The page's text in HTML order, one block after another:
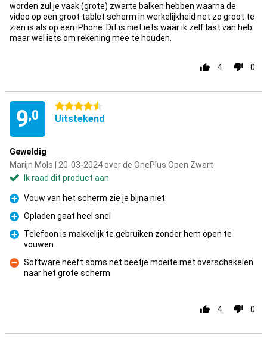
worden zul je vaak (grote) zwarte balken hebben waarna de
video op een groot tablet scherm in werkelijkheid net zo groot te
zien is als op een iPhone. Dit is niet iets waar ik zelf last van heb
maar wel iets om rekening mee te houden.
4 0
9,0
4.5 sterren
Uitstekend
Geweldig
Marijn Mols | 20-03-2024 over de OnePlus Open Zwart
Ik raad dit product aan
Pluspunt
Vouw van het scherm zie je bijna niet
Pluspunt
Opladen gaat heel snel
Pluspunt
Telefoon is makkelijk te gebruiken zonder hem open te
vouwen
Minpunt
Software heeft soms net beetje moeite met overschakelen
naar het grote scherm
4 0